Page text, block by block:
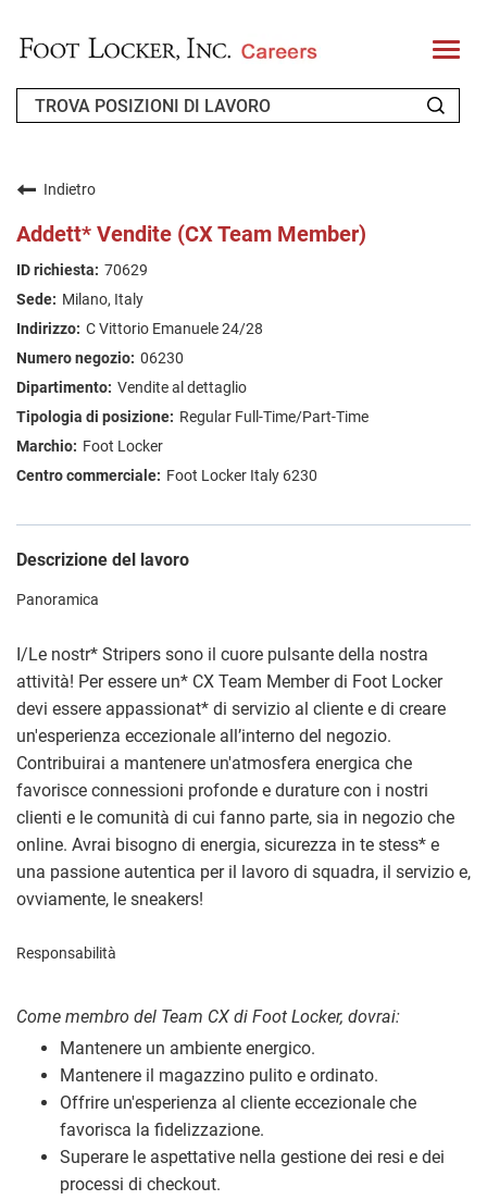
T
o
l
FAQ
CERCA LAVORO
Indietro
Addett* Vendite (CX Team Member)
70629
Milano, Italy
C Vittorio Emanuele 24/28
06230
Vendite al dettaglio
Regular Full-Time/Part-Time
Foot Locker
Foot Locker Italy 6230
Descrizione del lavoro
Panoramica
I/Le nostr* Stripers sono il cuore pulsante della nostra
attività! Per essere un* CX Team Member di Foot Locker
devi essere appassionat* di servizio al cliente e di creare
un'esperienza eccezionale all’interno del negozio.
Contribuirai a mantenere un'atmosfera energica che
favorisce connessioni profonde e durature con i nostri
clienti e le comunità di cui fanno parte, sia in negozio che
online. Avrai bisogno di energia, sicurezza in te stess* e
una passione autentica per il lavoro di squadra, il servizio e,
ovviamente, le sneakers!
Responsabilità
Come membro del Team CX di Foot Locker, dovrai:
Mantenere un ambiente energico.
Mantenere il magazzino pulito e ordinato.
Offrire un'esperienza al cliente eccezionale che
favorisca la fidelizzazione.
Superare le aspettative nella gestione dei resi e dei
processi di checkout.